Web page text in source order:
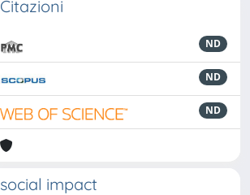
Citazioni
ND
ND
ND
social impact